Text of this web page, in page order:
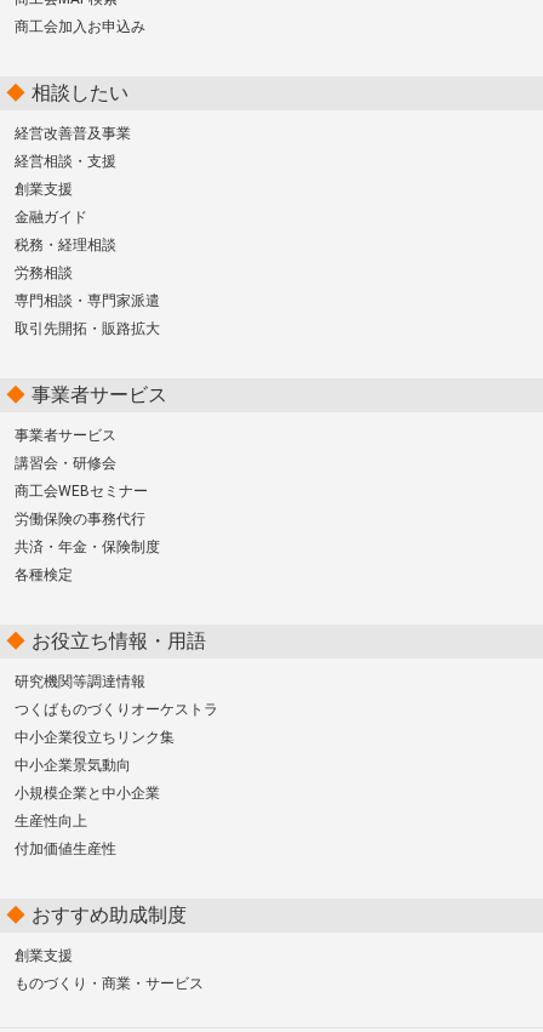
商工会加入お申込み
相談したい
経営改善普及事業
経営相談・支援
創業支援
金融ガイド
税務・経理相談
労務相談
専門相談・専門家派遣
取引先開拓・販路拡大
事業者サービス
事業者サービス
講習会・研修会
商工会WEBセミナー
労働保険の事務代行
共済・年金・保険制度
各種検定
お役立ち情報・用語
研究機関等調達情報
つくばものづくりオーケストラ
中小企業役立ちリンク集
中小企業景気動向
小規模企業と中小企業
生産性向上
付加価値生産性
おすすめ助成制度
創業支援
ものづくり・商業・サービス